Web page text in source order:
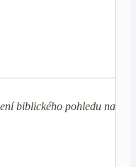
biblického pohledu na